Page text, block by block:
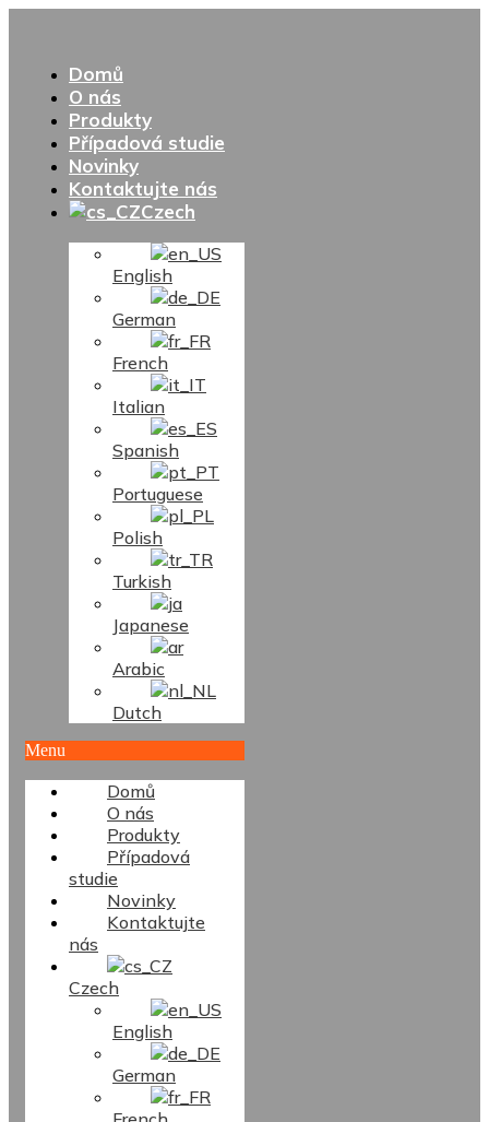
Domů
O nás
Produkty
Případová studie
Novinky
Kontaktujte nás
Czech
English
German
French
Italian
Spanish
Portuguese
Polish
Turkish
Japanese
Arabic
Dutch
Menu
Domů
O nás
Produkty
Případová
studie
Novinky
Kontaktujte
nás
Czech
English
German